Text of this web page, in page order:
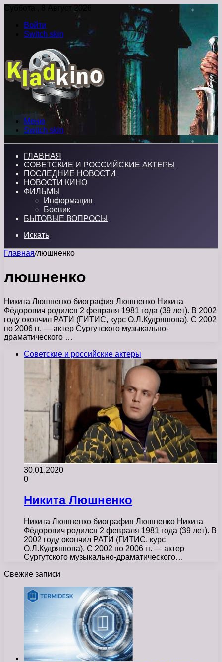
Суббота , 8 Август 2026
Войти
Switch skin
Меню
Switch skin
ГЛАВНАЯ
СОВЕТСКИЕ И РОССИЙСКИЕ АКТЕРЫ
ПОСЛЕДНИЕ НОВОСТИ
НОВОСТИ КИНО
ФИЛЬМЫ
Информация
Боевик
БЫТОВЫЕ ВОПРОСЫ
Искать
Главная/люшненко
люшненко
Никита Люшненко биография Люшненко Никита
Фёдорович родился 2 февраля 1981 года (39 лет). В 2002
году окончил РАТИ (ГИТИС, курс О.Л.Кудряшова). С 2002
по 2006 гг. — актер Сургутского музыкально-
драматического …
Советские и российские актеры
30.01.2020
0
Никита Люшненко
Никита Люшненко биография Люшненко Никита
Фёдорович родился 2 февраля 1981 года (39 лет). В
2002 году окончил РАТИ (ГИТИС, курс
О.Л.Кудряшова). С 2002 по 2006 гг. — актер
Сургутского музыкально-драматического…
Свежие записи